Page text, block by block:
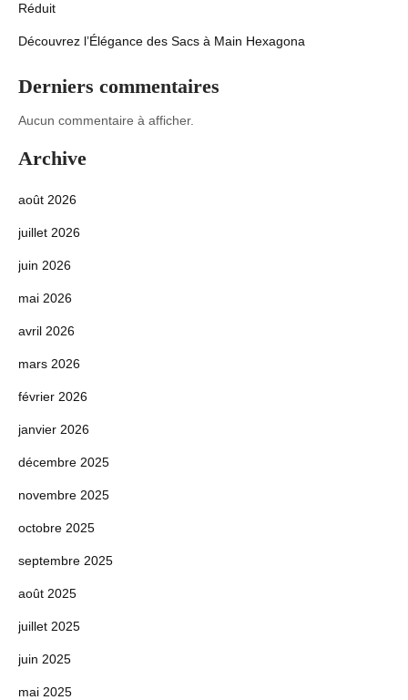
Réduit
Découvrez l’Élégance des Sacs à Main Hexagona
Derniers commentaires
Aucun commentaire à afficher.
Archive
août 2026
juillet 2026
juin 2026
mai 2026
avril 2026
mars 2026
février 2026
janvier 2026
décembre 2025
novembre 2025
octobre 2025
septembre 2025
août 2025
juillet 2025
juin 2025
mai 2025